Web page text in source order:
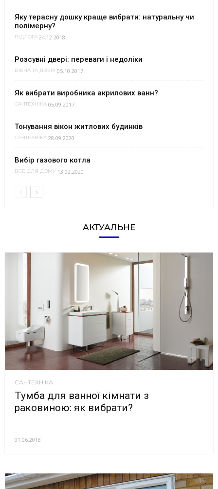
Яку терасну дошку краще вибрати: натуральну чи
полімерну?
ПІДЛОГА 24.12.2018
Розсувні двері: переваги і недоліки
ВІКНА ТА ДВЕРІ 05.10.2017
Як вибрати виробника акрилових ванн?
САНТЕХНІКА 05.09.2017
Тонування вікон житлових будинків
САНТЕХНІКА 28.09.2020
Вибір газового котла
ВСЕ ДЛЯ ДОМУ 13.02.2020
АКТУАЛЬНЕ
САНТЕХНІКА
Тумба для ванної кімнати з
раковиною: як вибрати?
01.06.2018